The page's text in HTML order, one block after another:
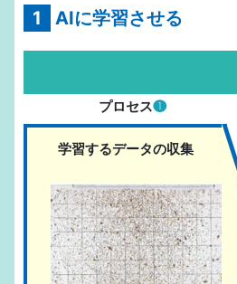
1 AIに学習させる
プロセス❶
学習するデータの収集